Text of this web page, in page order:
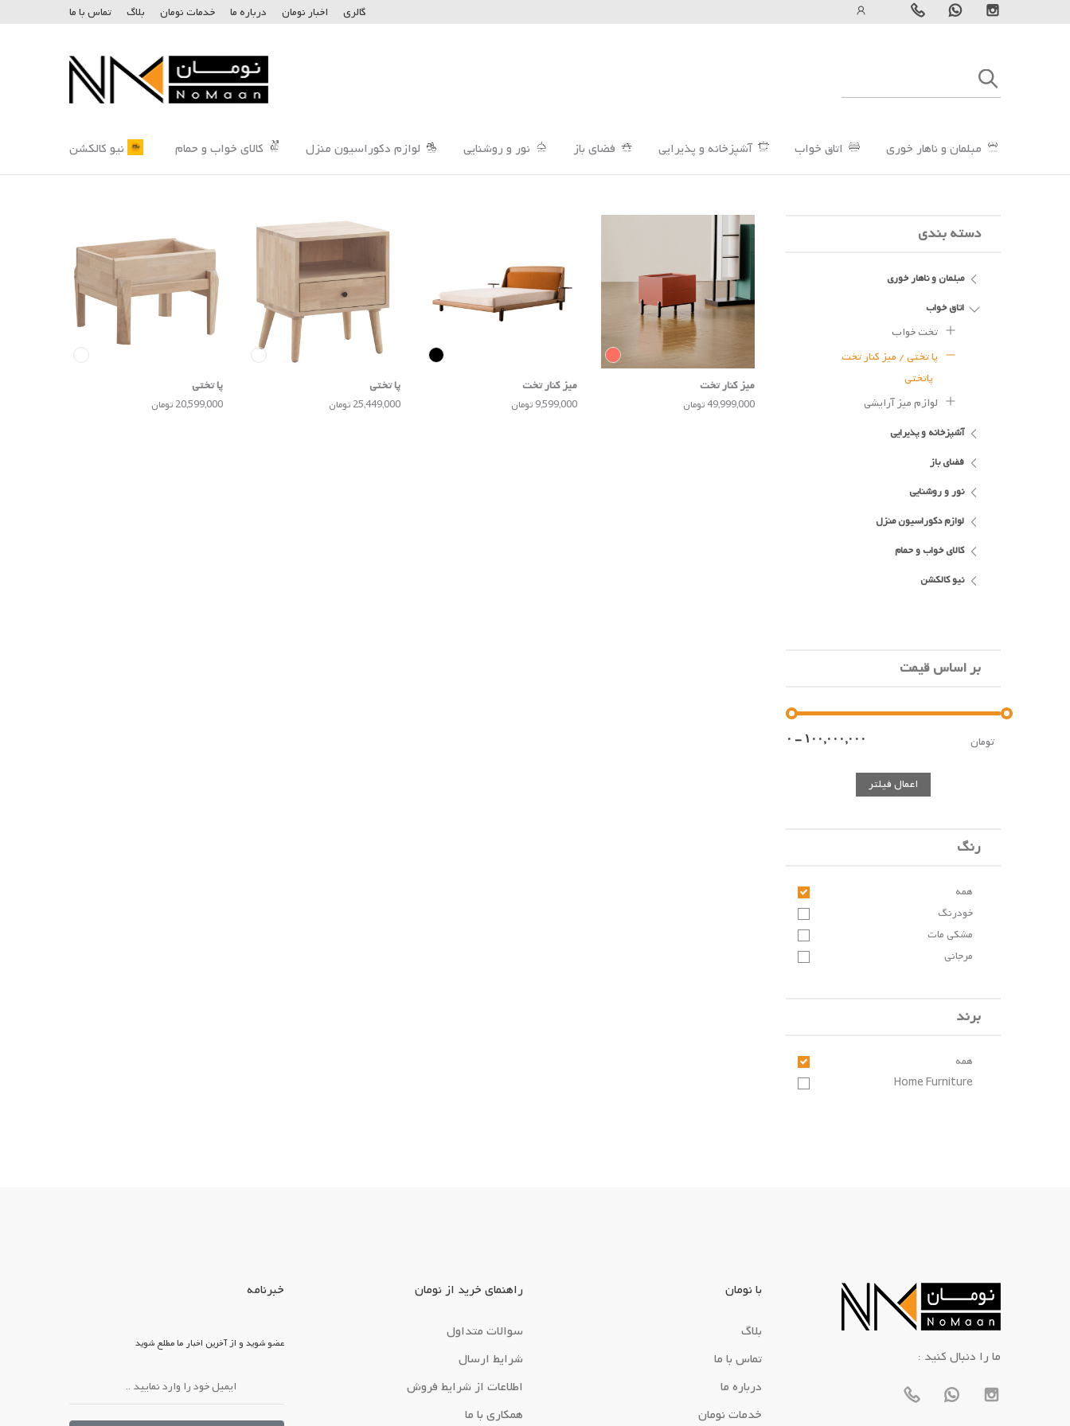
گالری اخبار نومان درباره ما خدمات نومان بلاگ تماس با ما
مبلمان و ناهار خوری اتاق خواب آشپزخانه و پذیرایی فضای باز نور و روشنایی لوازم دکوراسیون منزل کالای خواب و حمام نیو کالکشن
میز کنار تخت
49,999,000 تومان
میز کنار تخت
9,599,000 تومان
پا تختی
25,449,000 تومان
پا تختی
20,599,000 تومان
دسته بندی
مبلمان و ناهار خوری
اتاق خواب
تخت خواب
پا تختی / میز کنار تخت
پاتختی
لوازم میز آرایشی
آشپزخانه و پذیرایی
فضای باز
نور و روشنایی
لوازم دکوراسیون منزل
کالای خواب و حمام
نیو کالکشن
بر اساس قیمت
تومان
اعمال فیلتر
رنگ
همه
خودرنگ
مشکی مات
مرجانی
برند
همه
Home Furniture
خبرنامه
عضو شوید و از آخرین اخبار ما مطلع شوید
راهنمای خرید از نومان
سوالات متداول
شرایط ارسال
اطلاعات از شرایط فروش
همکاری با ما
با نومان
بلاگ
تماس با ما
درباره ما
خدمات نومان
: ما را دنبال کنید